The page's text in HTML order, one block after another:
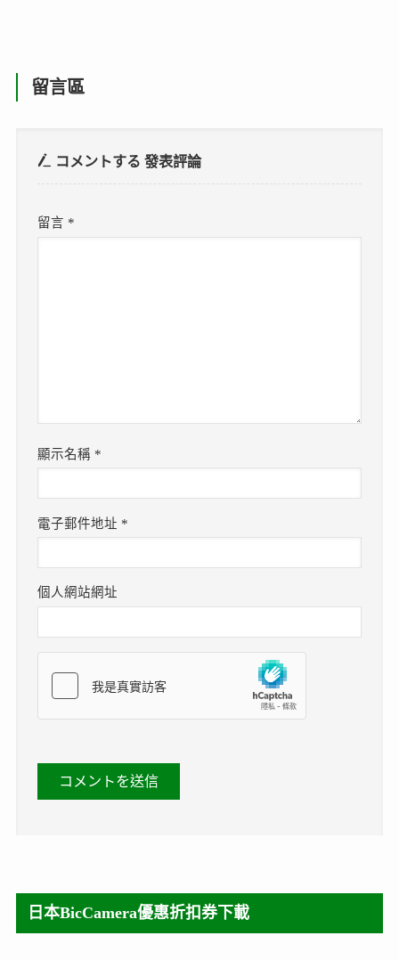
留言區
コメントする發表評論
留言 *
顯示名稱 *
電子郵件地址 *
個人網站網址
日本BicCamera優惠折扣券下載